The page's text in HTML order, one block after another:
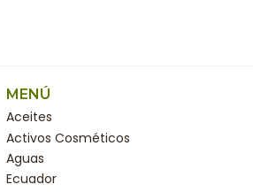
MENÚ
Aceites
Activos Cosméticos
Aguas
Ecuador